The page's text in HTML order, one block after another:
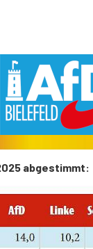
abgestimmt: